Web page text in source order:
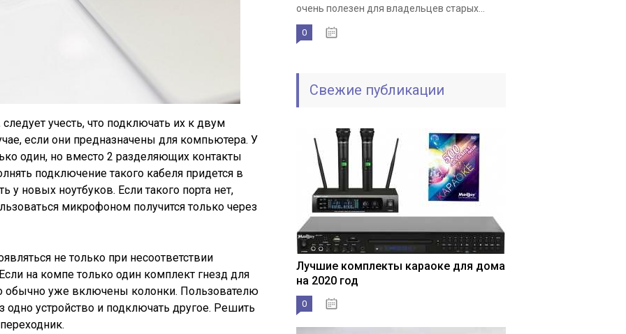
учесть, что подключать их к двум
если они предназначены для компьютера. У
один, но вместо 2 разделяющих контакты
подключение такого кабеля придется в
новых ноутбуков. Если такого порта нет,
микрофоном получится только через
не только при несоответствии
на компе только один комплект гнезд для
обычно уже включены колонки. Пользователю
одно устройство и подключать другое. Решить
очень полезен для владельцев старых...
0
Свежие публикации
Лучшие комплекты караоке для дома
на 2020 год
0